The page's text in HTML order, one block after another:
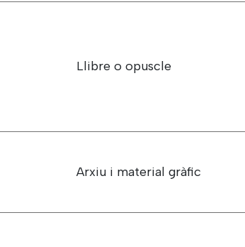
Llibre o opuscle
Arxiu i material gràfic